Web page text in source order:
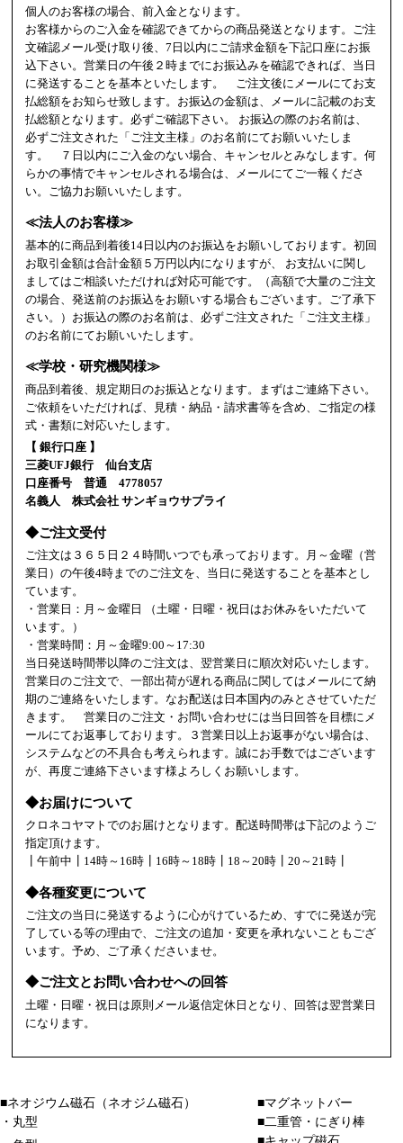
個人のお客様の場合、前入金となります。
お客様からのご入金を確認できてからの商品発送となります。ご注
文確認メール受け取り後、7日以内にご請求金額を下記口座にお振
込下さい。営業日の午後２時までにお振込みを確認できれば、当日
に発送することを基本といたします。 ご注文後にメールにてお支
払総額をお知らせ致します。お振込の金額は、メールに記載のお支
払総額となります。必ずご確認下さい。 お振込の際のお名前は、
必ずご注文された「ご注文主様」のお名前にてお願いいたしま
す。 ７日以内にご入金のない場合、キャンセルとみなします。何
らかの事情でキャンセルされる場合は、メールにてご一報くださ
い。ご協力お願いいたします。
≪法人のお客様≫
基本的に商品到着後14日以内のお振込をお願いしております。初回
お取引金額は合計金額５万円以内になりますが、 お支払いに関し
ましてはご相談いただければ対応可能です。（高額で大量のご注文
の場合、発送前のお振込をお願いする場合もございます。ご了承下
さい。）お振込の際のお名前は、必ずご注文された「ご注文主様」
のお名前にてお願いいたします。
≪学校・研究機関様≫
商品到着後、規定期日のお振込となります。まずはご連絡下さい。
ご依頼をいただければ、見積・納品・請求書等を含め、ご指定の様
式・書類に対応いたします。
【 銀行口座 】
三菱UFJ銀行 仙台支店
口座番号 普通 4778057
名義人 株式会社 サンギョウサプライ
◆ご注文受付
ご注文は３６５日２４時間いつでも承っております。月～金曜（営
業日）の午後4時までのご注文を、当日に発送することを基本とし
ています。
・営業日：月～金曜日 （土曜・日曜・祝日はお休みをいただいて
います。）
・営業時間：月～金曜9:00～17:30
当日発送時間帯以降のご注文は、翌営業日に順次対応いたします。
営業日のご注文で、一部出荷が遅れる商品に関してはメールにて納
期のご連絡をいたします。なお配送は日本国内のみとさせていただ
きます。 営業日のご注文・お問い合わせには当日回答を目標にメ
ールにてお返事しております。３営業日以上お返事がない場合は、
システムなどの不具合も考えられます。誠にお手数ではございます
が、再度ご連絡下さいます様よろしくお願いします。
◆お届けについて
クロネコヤマトでのお届けとなります。配送時間帯は下記のようご
指定頂けます。
┃午前中┃14時～16時┃16時～18時┃18～20時┃20～21時┃
◆各種変更について
ご注文の当日に発送するように心がけているため、すでに発送が完
了している等の理由で、ご注文の追加・変更を承れないこともござ
います。予め、ご了承くださいませ。
◆ご注文とお問い合わせへの回答
土曜・日曜・祝日は原則メール返信定休日となり、回答は翌営業日
になります。
■ネオジウム磁石（ネオジム磁石）
・丸型
■マグネットバー
■二重管・にぎり棒